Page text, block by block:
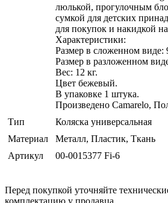
люлькой, прогулочным
сумкой для детских
для покупок и накидкой
Характеристики:
Размер в сложенном виде:
Размер в разложенном
Вес: 12 кг.
Цвет бежевый.
В упаковке 1 штука.
Произведено Camarelo,
Тип
Коляска универсальная
Материал
Металл, Пластик, Ткань
Артикул
00-0015377 Fi-6
Перед покупкой уточняйте